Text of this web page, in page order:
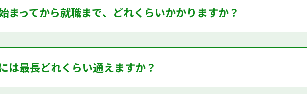
まってから就職まで、どれくらいかかりますか？
は最長どれくらい通えますか？